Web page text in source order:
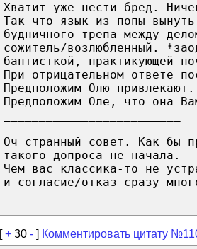
Хватит уже нести бред.
Так что язык из попы
будничного трепа между
сожитель/возлюбленный.
баптисткой, практикующей
При отрицательном ответе
Предположим Олю
Предположим Оле, что она
Оч странный совет. Как бы
такого допроса не начала.
Чем вас классика-то не
и согласие/отказ сразу
[+ 30 - ] Комментировать цитату